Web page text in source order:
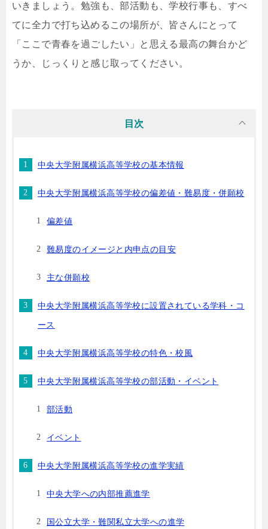
いきましょう。勉強も、部活動も、学校行事も、すべ
てに全力で打ち込めるこの場所が、皆さんにとって
「ここで青春を過ごしたい」と思える最高の舞台かど
うか、じっくりと感じ取ってください。
目次
中央大学附属横浜高等学校の基本情報
中央大学附属横浜高等学校の偏差値・難易度・併願校
偏差値
難易度のイメージと内申点の目安
主な併願校
中央大学附属横浜高等学校に設置されている学科・コ
ース
中央大学附属横浜高等学校の特色・校風
中央大学附属横浜高等学校の部活動・イベント
部活動
イベント
中央大学附属横浜高等学校の進学実績
中央大学への内部推薦進学
国公立大学・難関私立大学への進学